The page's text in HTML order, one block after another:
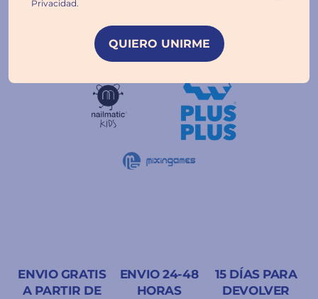
ENVIO GRATIS
A PARTIR DE
ENVIO 24-48
HORAS
15 DÍAS PARA
DEVOLVER
Privacidad.
QUIERO UNIRME